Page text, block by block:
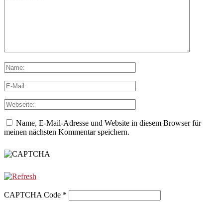
Name, E-Mail-Adresse und Website in diesem Browser für
meinen nächsten Kommentar speichern.
CAPTCHA Code *